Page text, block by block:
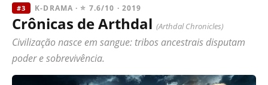
#3 K-DRAMA · ⭐ 7.6/10 · 2019
Crônicas de Arthdal (Arthdal Chronicles)
Civilização nasce em sangue: tribos ancestrais disputam
poder e sobrevivência.